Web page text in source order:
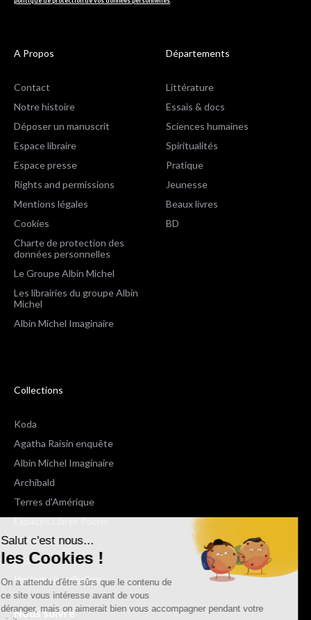
Salut c'est nous...
les Cookies !
On a attendu d'être sûrs que le contenu de
ce site vous intéresse avant de vous
déranger, mais on aimerait bien vous accompagner pendant votre
A Propos
Contact
Notre histoire
Déposer un manuscrit
Espace libraire
Espace presse
Rights and permissions
Mentions légales
Cookies
Charte de protection des
données personnelles
Le Groupe Albin Michel
Les librairies du groupe Albin
Michel
Albin Michel Imaginaire
Départements
Littérature
Essais & docs
Sciences humaines
Spiritualités
Pratique
Jeunesse
Beaux livres
BD
Collections
Koda
Agatha Raisin enquête
Albin Michel Imaginaire
Archibald
Terres d'Amérique
Espaces Libres Poche
NOX
Wiz
Voir toutes les collections
Nous suivre